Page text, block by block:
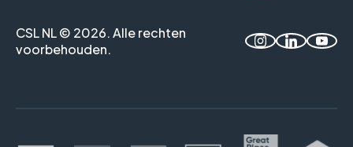
CSL NL © 2026. Alle rechten
voorbehouden.